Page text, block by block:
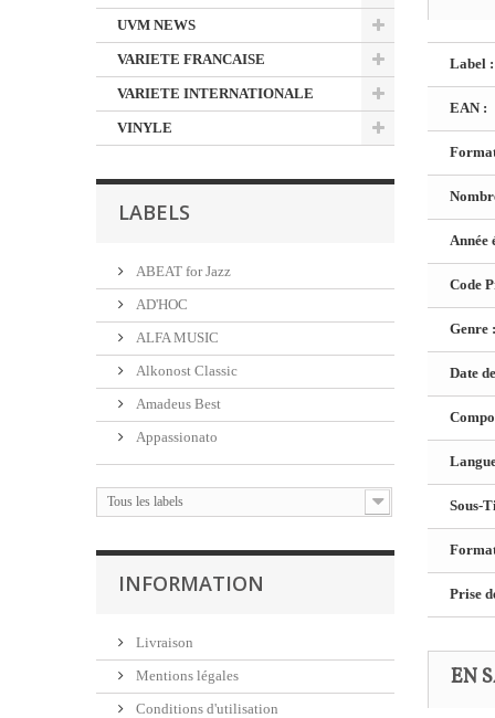
UVM NEWS
VARIETE FRANCAISE
VARIETE INTERNATIONALE
VINYLE
LABELS
ABEAT for Jazz
AD'HOC
ALFA MUSIC
Alkonost Classic
Amadeus Best
Appassionato
Tous les labels
INFORMATION
Livraison
Mentions légales
Conditions d'utilisation
Label :
EAN :
Année
Code
Genre :
Date
Sous-
Prise
EN